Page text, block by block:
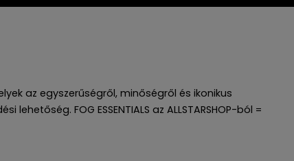
az egyszerűségről, minőségről és ikonikus
FOG ESSENTIALS az ALLSTARSHOP-ból =